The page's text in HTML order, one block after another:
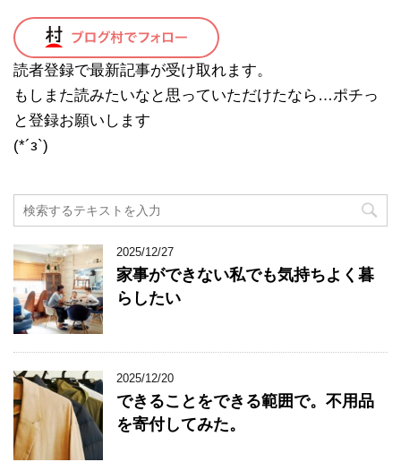
読者登録で最新記事が受け取れます。
もしまた読みたいなと思っていただけたなら…ポチっ
と登録お願いします
(*´з`)
2025/12/27
家事ができない私でも気持ちよく暮
らしたい
2025/12/20
できることをできる範囲で。不用品
を寄付してみた。